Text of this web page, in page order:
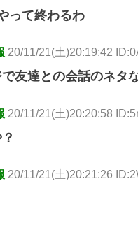
って終わるわ
20/11/21(土)20:19:42
友達との会話のネタ
20/11/21(土)20:20:58
20/11/21(土)20:21:26